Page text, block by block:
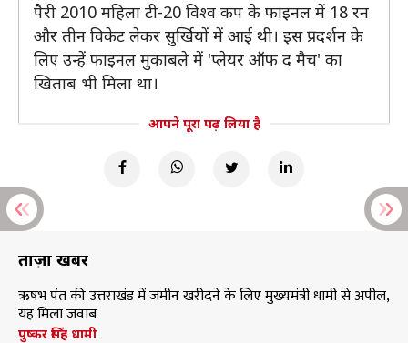
पैरी 2010 महिला टी-20 विश्व कप के फाइनल में 18 रन
और तीन विकेट लेकर सुर्खियों में आई थी। इस प्रदर्शन के
लिए उन्हें फाइनल मुकाबले में 'प्लेयर ऑफ द मैच' का
खिताब भी मिला था।
आपने पूरा पढ़ लिया है
ताज़ा खबरें
ऋषभ पंत की उत्तराखंड में जमीन खरीदने के लिए मुख्यमंत्री धामी से अपील,
यह मिला जवाब
पुष्कर सिंह धामी